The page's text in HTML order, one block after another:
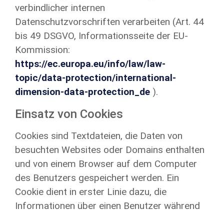
verbindlicher internen
Datenschutzvorschriften verarbeiten (Art. 44
bis 49 DSGVO, Informationsseite der EU-
Kommission:
https://ec.europa.eu/info/law/law-
topic/data-protection/international-
dimension-data-protection_de ).
Einsatz von Cookies
Cookies sind Textdateien, die Daten von
besuchten Websites oder Domains enthalten
und von einem Browser auf dem Computer
des Benutzers gespeichert werden. Ein
Cookie dient in erster Linie dazu, die
Informationen über einen Benutzer während